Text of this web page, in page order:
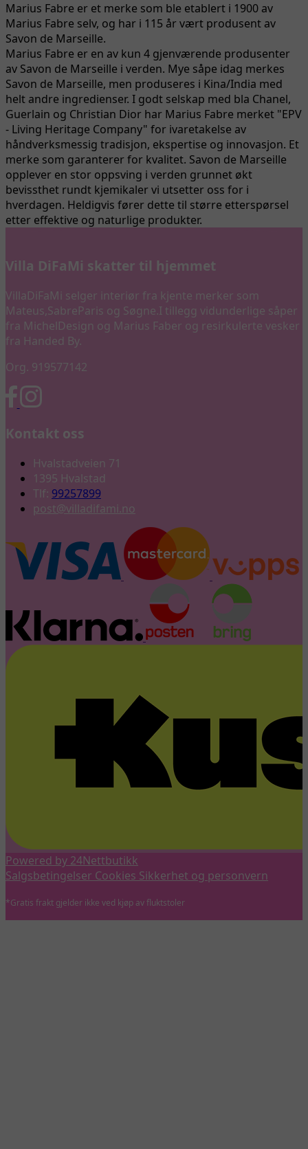
Marius Fabre er et merke som ble etablert i 1900 av
Marius Fabre selv, og har i 115 år vært produsent av
Savon de Marseille.
Marius Fabre er en av kun 4 gjenværende produsenter
av Savon de Marseille i verden. Mye såpe idag merkes
Savon de Marseille, men produseres i Kina/India med
helt andre ingredienser. I godt selskap med bla Chanel,
Guerlain og Christian Dior har Marius Fabre merket "EPV
- Living Heritage Company" for ivaretakelse av
håndverksmessig tradisjon, ekspertise og innovasjon. Et
merke som garanterer for kvalitet. Savon de Marseille
opplever en stor oppsving i verden grunnet økt
bevissthet rundt kjemikaler vi utsetter oss for i
hverdagen. Heldigvis fører dette til større etterspørsel
etter effektive og naturlige produkter.
Villa DiFaMi skatter til hjemmet
VillaDiFaMi selger interiør fra kjente merker som
Mateus,SabreParis og Søgne.I tillegg vidunderlige såper
fra MichelDesign og Marius Faber og resirkulerte vesker
fra Handed By.
Org. 919577142
Kontakt oss
Hvalstadveien 71
1395 Hvalstad
Tlf: 99257899
post@villadifami.no
Powered by 24Nettbutikk
Salgsbetingelser Cookies Sikkerhet og personvern
*Gratis frakt gjelder ikke ved kjøp av fluktstoler